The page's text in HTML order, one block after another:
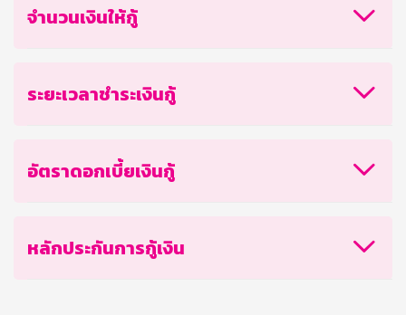
จำนวนเงินให้กู้
ระยะเวลาชำระเงินกู้
อัตราดอกเบี้ยเงินกู้
หลักประกันการกู้เงิน